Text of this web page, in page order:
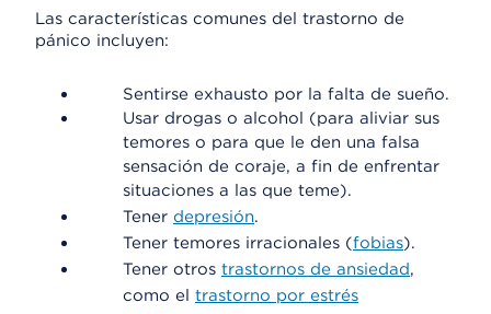
Las características comunes del trastorno de
pánico incluyen:
Sentirse exhausto por la falta de sueño.
Usar drogas o alcohol (para aliviar sus
temores o para que le den una falsa
sensación de coraje, a fin de enfrentar
situaciones a las que teme).
Tener depresión.
Tener temores irracionales (fobias).
Tener otros trastornos de ansiedad,
como el trastorno por estrés